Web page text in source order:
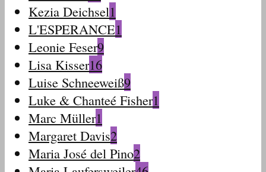
Kezia Deichsel1
L'ESPERANCE1
Leonie Feser9
Lisa Kisser16
Luise Schneeweiß9
Luke & Chanteé Fisher1
Marc Müller1
Margaret Davis2
Maria José del Pino2